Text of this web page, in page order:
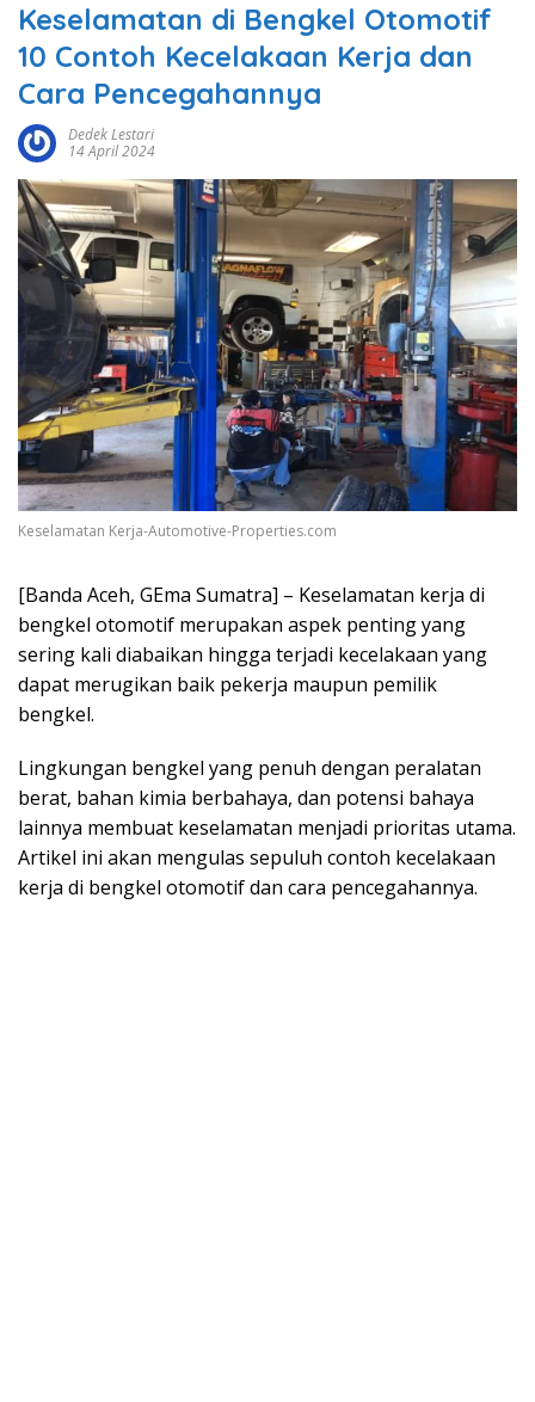
Keselamatan di Bengkel Otomotif
10 Contoh Kecelakaan Kerja dan
Cara Pencegahannya
Dedek Lestari
14 April 2024
Keselamatan Kerja-Automotive-Properties.com
[Banda Aceh, GEma Sumatra] – Keselamatan kerja di
bengkel otomotif merupakan aspek penting yang
sering kali diabaikan hingga terjadi kecelakaan yang
dapat merugikan baik pekerja maupun pemilik
bengkel.
Lingkungan bengkel yang penuh dengan peralatan
berat, bahan kimia berbahaya, dan potensi bahaya
lainnya membuat keselamatan menjadi prioritas utama.
Artikel ini akan mengulas sepuluh contoh kecelakaan
kerja di bengkel otomotif dan cara pencegahannya.